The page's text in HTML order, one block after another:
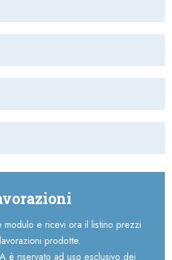
modulo e ricevi ora il listino prezzi
prodotte.
è riservato ad uso esclusivo dei